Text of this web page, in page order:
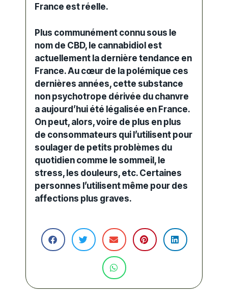
France est réelle.
Plus communément connu sous le
nom de CBD, le cannabidiol est
actuellement la dernière tendance en
France. Au cœur de la polémique ces
dernières années, cette substance
non psychotrope dérivée du chanvre
a aujourd’hui été légalisée en France.
On peut, alors, voire de plus en plus
de consommateurs qui l’utilisent pour
soulager de petits problèmes du
quotidien comme le sommeil, le
stress, les douleurs, etc. Certaines
personnes l’utilisent même pour des
affections plus graves.